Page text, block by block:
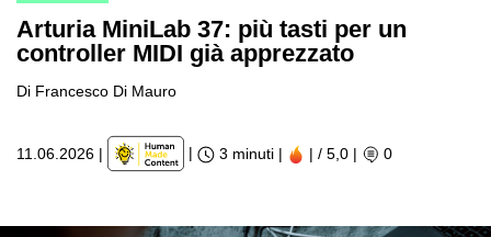
Arturia MiniLab 37: più tasti per un
controller MIDI già apprezzato
Di Francesco Di Mauro
11.06.2026 | | 3 minuti | | / 5,0 | 0